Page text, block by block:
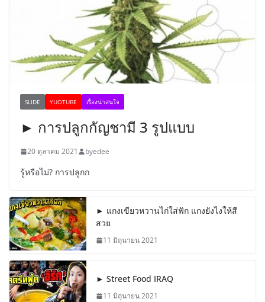
SLIDE YUOTUBE เรื่องน่าสนใจ
► การปลูกกัญชามี 3 รูปแบบ
20 ตุลาคม 2021 byedee
รู้หรือไม่? การปลูกก
► แกงเขียวหวานไก่ใส่ฟัก แกงยังไงให้สี
สวย
11 มิถุนายน 2021
► Street Food IRAQ
11 มิถุนายน 2021